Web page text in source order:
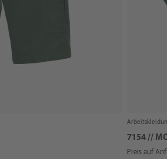
7154 //
Preis auf